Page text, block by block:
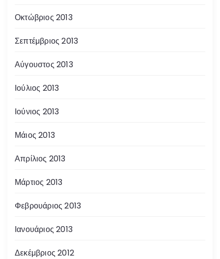
Οκτώβριος 2013
Σεπτέμβριος 2013
Αύγουστος 2013
Ιούλιος 2013
Ιούνιος 2013
Μάιος 2013
Απρίλιος 2013
Μάρτιος 2013
Φεβρουάριος 2013
Ιανουάριος 2013
Δεκέμβριος 2012